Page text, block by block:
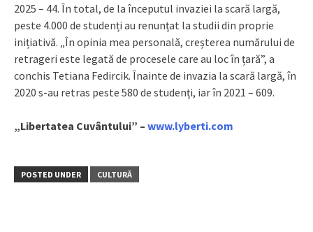
2025 – 44. În total, de la începutul invaziei la scară largă,
peste 4.000 de studenți au renunțat la studii din proprie
inițiativă. „În opinia mea personală, creșterea numărului de
retrageri este legată de procesele care au loc în țară”, a
conchis Tetiana Fedircik. Înainte de invazia la scară largă, în
2020 s-au retras peste 580 de studenți, iar în 2021 – 609.
„Libertatea Cuvântului” – www.lyberti.com
POSTED UNDER CULTURĂ